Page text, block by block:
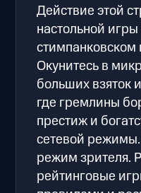
Действие этой
настольной
Окунитесь в
больших взяток
где гремлины
престиж и
сетевой
режим зрителя.
рейтинговые